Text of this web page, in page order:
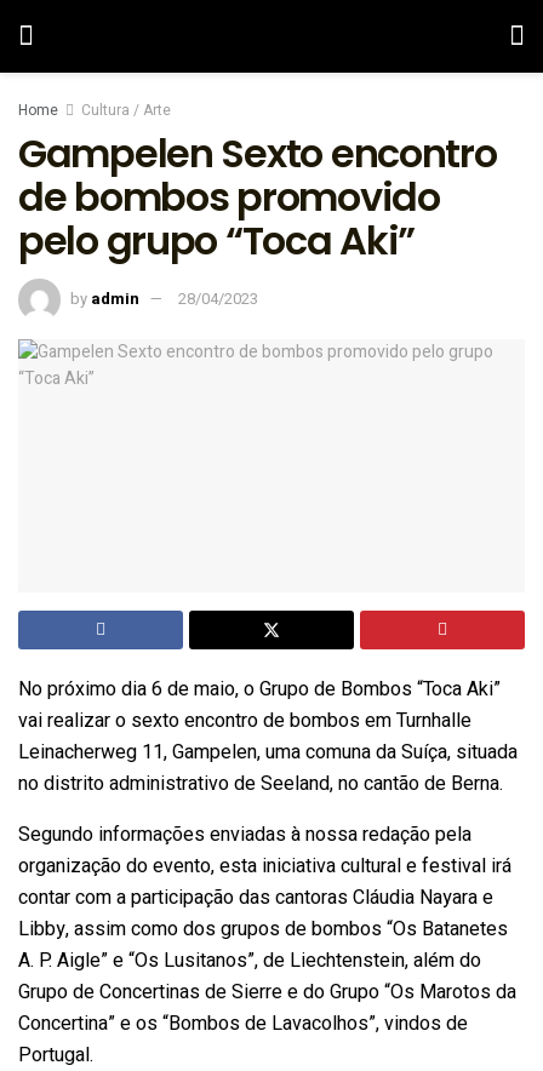
Home Cultura / Arte
Gampelen Sexto encontro
de bombos promovido
pelo grupo “Toca Aki”
by admin 28/04/2023
No próximo dia 6 de maio, o Grupo de Bombos “Toca Aki”
vai realizar o sexto encontro de bombos em Turnhalle
Leinacherweg 11, Gampelen, uma comuna da Suíça, situada
no distrito administrativo de Seeland, no cantão de Berna.
Segundo informações enviadas à nossa redação pela
organização do evento, esta iniciativa cultural e festival irá
contar com a participação das cantoras Cláudia Nayara e
Libby, assim como dos grupos de bombos “Os Batanetes
A. P. Aigle” e “Os Lusitanos”, de Liechtenstein, além do
Grupo de Concertinas de Sierre e do Grupo “Os Marotos da
Concertina” e os “Bombos de Lavacolhos”, vindos de
Portugal.